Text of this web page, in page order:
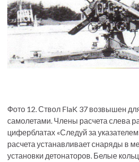
Фото 12. Ствол FlaK 37 возвышен
самолетами. Члены расчета слева
циферблатах «Следуй за
расчета устанавливает снаряды в
установки детонаторов. Белые